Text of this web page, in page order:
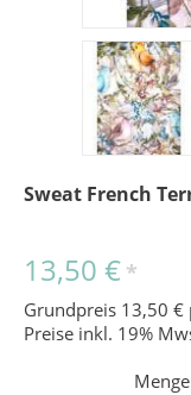
Sweat French
13,50 € *
Grundpreis 13,50 €
Preise inkl. 19%